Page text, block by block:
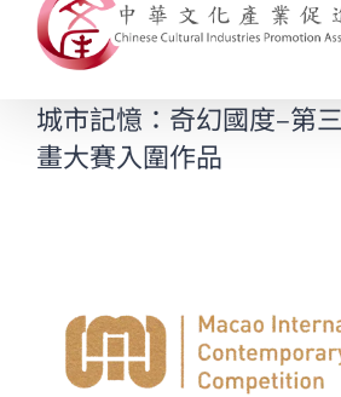
城市記憶：奇幻國度–第
畫大賽入圍作品